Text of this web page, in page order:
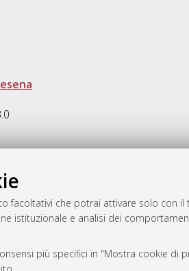
facoltativi che potrai attivare solo con il
istituzionale e analisi dei
più specifici in "Mostra cookie di